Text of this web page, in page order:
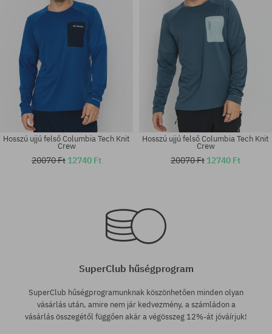
Hosszú ujjú felső Columbia Tech Knit
Crew
20070 Ft 12740 Ft
Hosszú ujjú felső Columbia Tech Knit
Crew
20070 Ft 12740 Ft
SuperClub hűségprogram
SuperClub hűségprogramunknak köszönhetően minden olyan
vásárlás után, amire nem jár kedvezmény, a számládon a
vásárlás összegétől függően akár a végösszeg 12%-át jóváírjuk!